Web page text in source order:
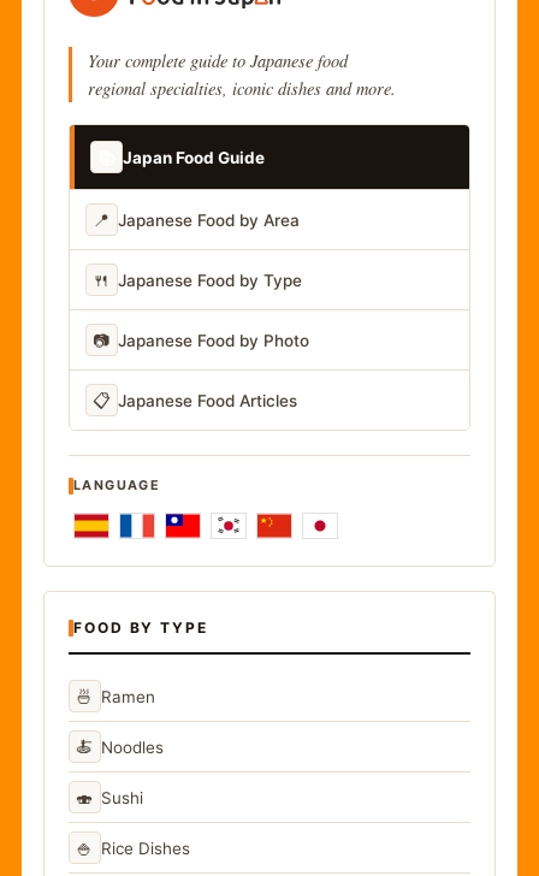
Your complete guide to Japanese food
regional specialties, iconic dishes and more.
Japan Food Guide
📍 Japanese Food by Area
🍴 Japanese Food by Type
📷 Japanese Food by Photo
📋 Japanese Food Articles
LANGUAGE
FOOD BY TYPE
🍜 Ramen
🍝 Noodles
🍣 Sushi
🍚 Rice Dishes